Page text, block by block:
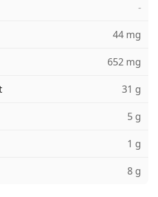
-
44 mg
652 mg
31 g
5 g
1 g
8 g